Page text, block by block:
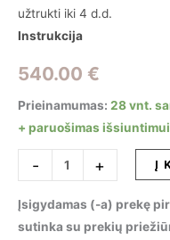
užtrukti iki 4 d.d.
Instrukcija
540.00 €
Prieinamumas: 28 vnt.
+ paruošimas
-
produkto
kiekis:
Pakabinamas
šviestuvas
+ Į
Įsigydamas (-a) prekę
sutinka su prekių